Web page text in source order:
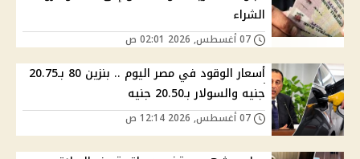
الشراء
أسعار الوقود في مصر اليوم .. بنزين 80 بـ20.75
جنيه والسولار بـ20.50 جنيه